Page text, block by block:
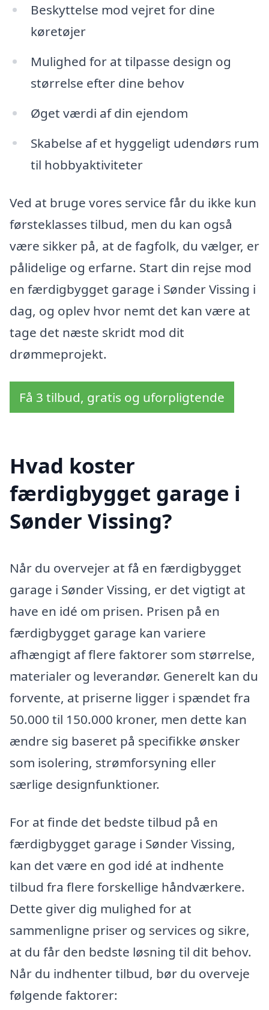
Beskyttelse mod vejret for dine
køretøjer
Mulighed for at tilpasse design og
størrelse efter dine behov
Øget værdi af din ejendom
Skabelse af et hyggeligt udendørs rum
til hobbyaktiviteter
Ved at bruge vores service får du ikke kun
førsteklasses tilbud, men du kan også
være sikker på, at de fagfolk, du vælger, er
pålidelige og erfarne. Start din rejse mod
en færdigbygget garage i Sønder Vissing i
dag, og oplev hvor nemt det kan være at
tage det næste skridt mod dit
drømmeprojekt.
Få 3 tilbud, gratis og uforpligtende
Hvad koster
færdigbygget garage i
Sønder Vissing?
Når du overvejer at få en færdigbygget
garage i Sønder Vissing, er det vigtigt at
have en idé om prisen. Prisen på en
færdigbygget garage kan variere
afhængigt af flere faktorer som størrelse,
materialer og leverandør. Generelt kan du
forvente, at priserne ligger i spændet fra
50.000 til 150.000 kroner, men dette kan
ændre sig baseret på specifikke ønsker
som isolering, strømforsyning eller
særlige designfunktioner.
For at finde det bedste tilbud på en
færdigbygget garage i Sønder Vissing,
kan det være en god idé at indhente
tilbud fra flere forskellige håndværkere.
Dette giver dig mulighed for at
sammenligne priser og services og sikre,
at du får den bedste løsning til dit behov.
Når du indhenter tilbud, bør du overveje
følgende faktorer: